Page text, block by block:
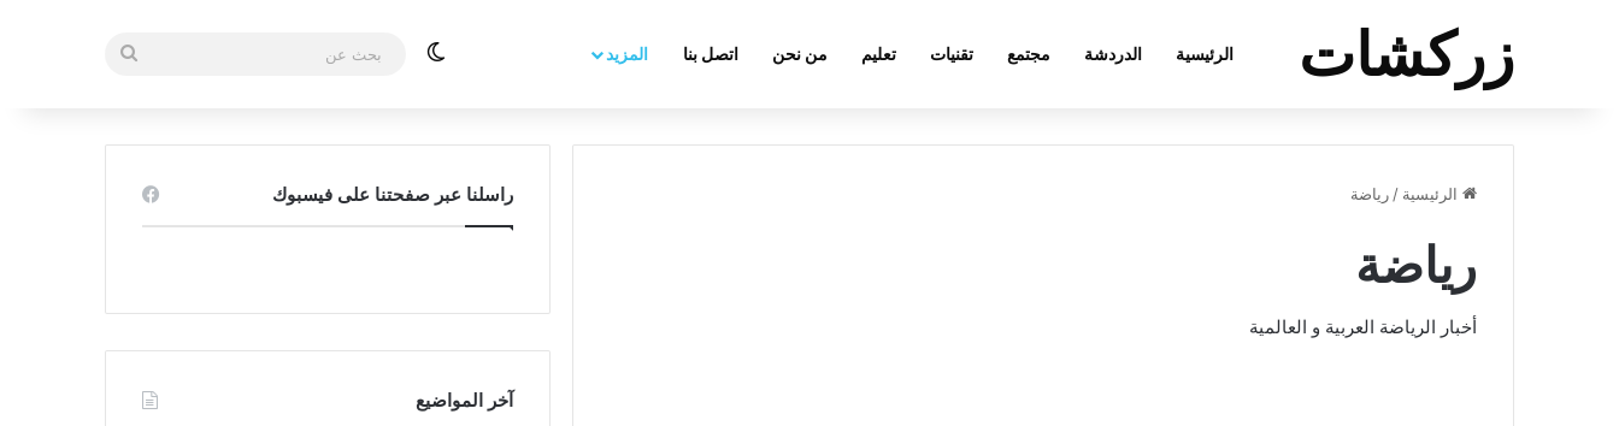
زركشات الرئيسية الدردشة مجتمع تقنيات تعليم من نحن اتصل بنا المزيد الوضع المظلم
الرئيسية / رياضة
رياضة
أخبار الرياضة العربية و العالمية
راسلنا عبر صفحتنا على فيسبوك
آخر المواضيع